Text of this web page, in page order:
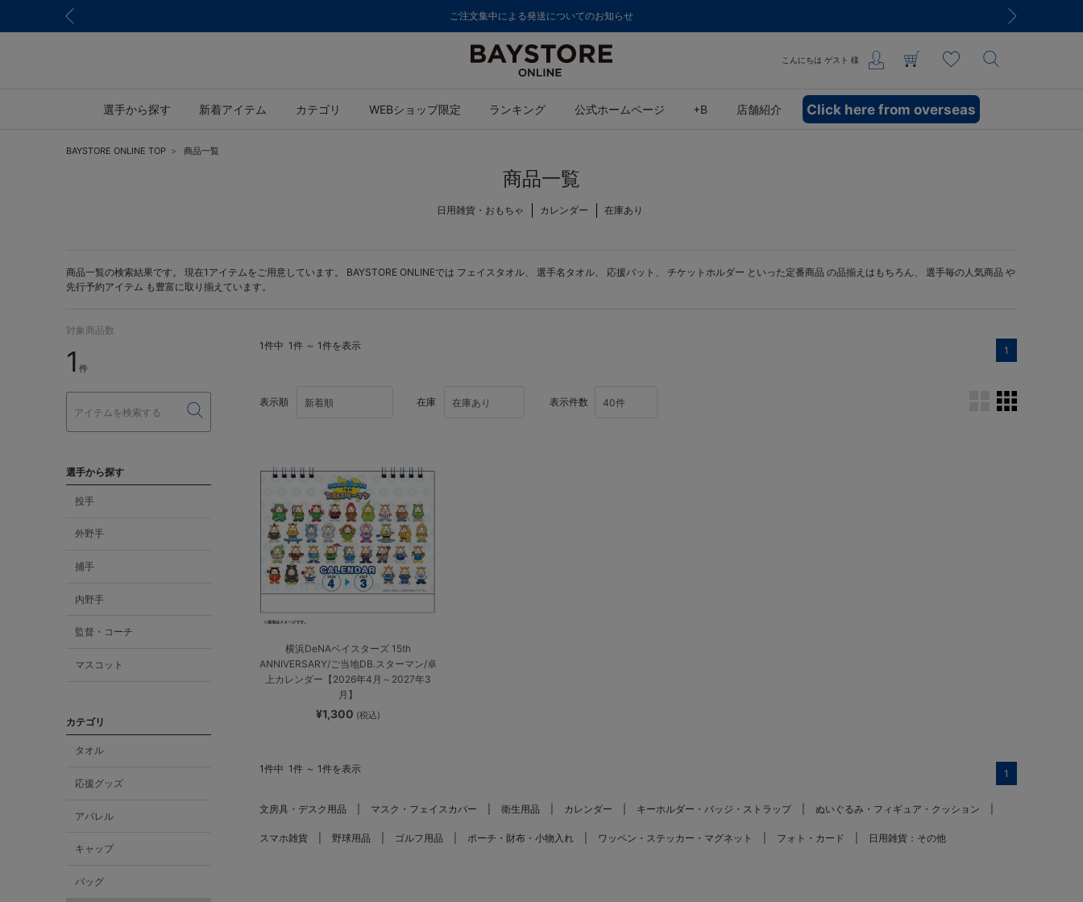
ご注文集中による発送についてのお知らせ
こんにちは ゲスト 様
選手から探す 新着アイテム カテゴリ WEBショップ限定 ランキング 公式ホームページ +B 店舗紹介 Click here from overseas
BAYSTORE ONLINE TOP 商品一覧
商品一覧
日用雑貨・おもちゃ カレンダー 在庫あり
商品一覧の検索結果です。 現在1アイテムをご用意しています。 BAYSTORE ONLINEでは フェイスタオル、 選手名タオル、 応援バット 、 チケットホルダー といった定番商品 の品揃えはもちろん、 選手毎の人気商品 や
先行予約アイテム も豊富に取り揃えています。
対象商品数
1 件
選手から探す
投手
外野手
捕手
内野手
監督・コーチ
マスコット
カテゴリ
タオル
応援グッズ
アパレル
キャップ
バッグ
1件中 1件 ～ 1件を表示 1
表示順 在庫 表示件数
横浜DeNAベイスターズ 15th
ANNIVERSARY/ご当地DB.スターマン/卓
上カレンダー【2026年4月～2027年3
月】
¥1,300 (税込)
1件中 1件 ～ 1件を表示 1
文房具・デスク用品 マスク・フェイスカバー 衛生用品 カレンダー キーホルダー・バッジ・ストラップ ぬいぐるみ・フィギュア・クッション
スマホ雑貨 野球用品 ゴルフ用品 ポーチ・財布・小物入れ ワッペン・ステッカー・マグネット フォト・カード 日用雑貨：その他